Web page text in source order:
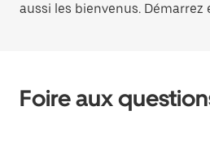
aussi les bienvenus.
Foire aux